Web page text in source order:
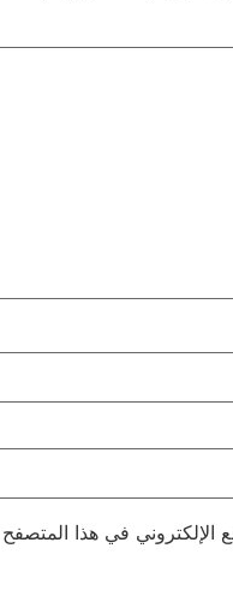
في هذا